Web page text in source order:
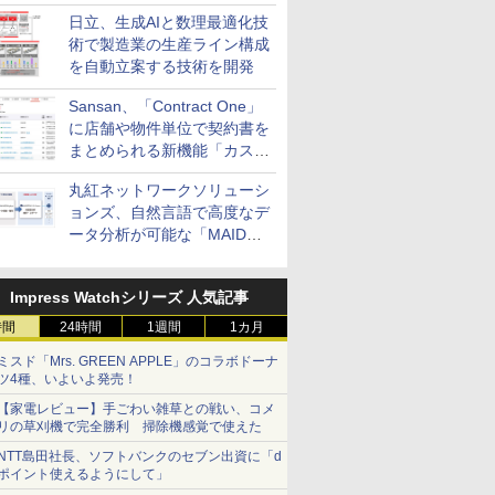
供
日立、生成AIと数理最適化技
術で製造業の生産ライン構成
を自動立案する技術を開発
Sansan、「Contract One」
に店舗や物件単位で契約書を
まとめられる新機能「カスタ
ム契約ツリー」を追加
丸紅ネットワークソリューシ
ョンズ、自然言語で高度なデ
ータ分析が可能な「MAIDOA
Impress Watchシリーズ 人気記事
24時間 1週間 1カ月
スド「Mrs. GREEN APPLE」のコラボドーナ
4種、いよいよ発売！
家電レビュー】手ごわい雑草との戦い、コメ
の草刈機で完全勝利 掃除機感覚で使えた
島田社長、ソフトバンクのセブン出資に「d
イント使えるようにして」